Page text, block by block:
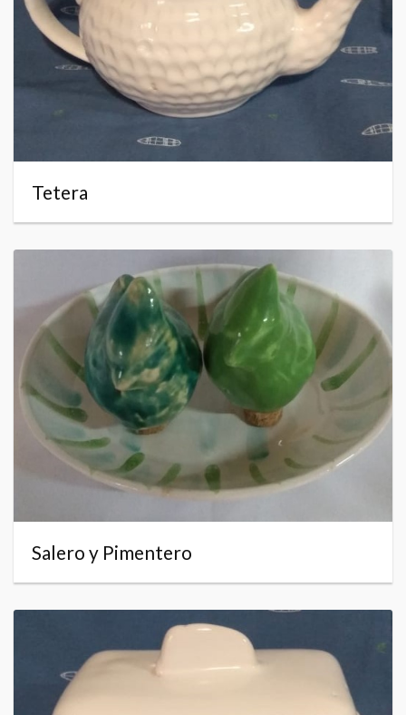
Tetera
Salero y Pimentero